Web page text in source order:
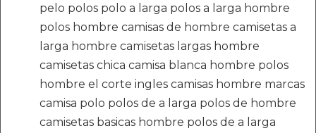
pelo polos polo a larga polos a larga hombre
polos hombre camisas de hombre camisetas a
larga hombre camisetas largas hombre
camisetas chica camisa blanca hombre polos
hombre el corte ingles camisas hombre marcas
camisa polo polos de a larga polos de hombre
camisetas basicas hombre polos de a larga